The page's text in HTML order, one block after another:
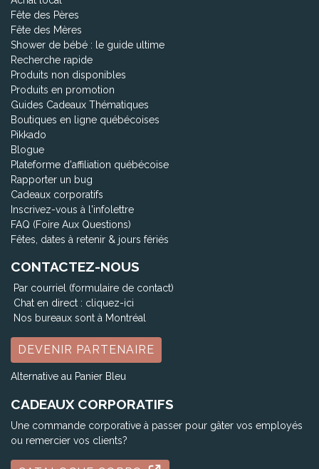
Fête des Pères
Fête des Mères
Shower de bébé : le guide ultime
Recherche rapide
Produits non disponibles
Produits en promotion
Guides Cadeaux Thématiques
Boutiques en ligne québécoises
Pikkado
Blogue
Plateforme d'affiliation québécoise
Rapporter un bug
Cadeaux corporatifs
Inscrivez-vous à l'infolettre
FAQ (Foire Aux Questions)
Fêtes, dates à retenir & jours fériés
CONTACTEZ-NOUS
Par courriel (formulaire de contact)
Chat en direct : cliquez-ici
Nos bureaux sont à Montréal
DEVENIR PARTENAIRE
Alternative au Panier Bleu
CADEAUX CORPORATIFS
Une commande corporative à passer pour gâter vos employés
ou remercier vos clients?